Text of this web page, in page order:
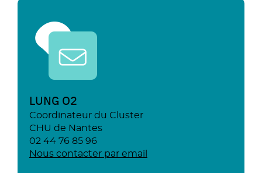
LUNG O2
Coordinateur du Cluster
CHU de Nantes
02 44 76 85 96
Nous contacter par email